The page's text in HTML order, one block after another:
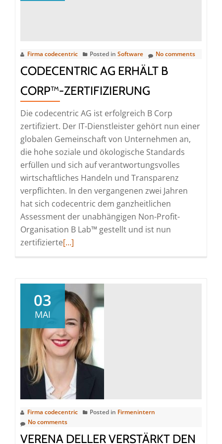
Firma codecentric Posted in Software No comments
CODECENTRIC AG ERHÄLT B
CORP™-ZERTIFIZIERUNG
Die codecentric AG ist erfolgreich B Corp
zertifiziert. Der IT-Dienstleister gehört nun einer
globalen Gemeinschaft von Unternehmen an,
die hohe soziale und ökologische Standards
erfüllen und sich auf verantwortungsvolles
wirtschaftliches Handeln und Transparenz
verpflichten. In den vergangenen zwei Jahren
hat sich codecentric dem ganzheitlichen
Assessment der unabhängigen Non-Profit-
Organisation B Lab™ gestellt und ist nun
zertifizierteRead
AG
erhält
B
Corp™-
Zertifizierung
[…]
03
MAI
Firma codecentric Posted in Firmenintern
No comments
VERENA DELLER VERSTÄRKT DEN